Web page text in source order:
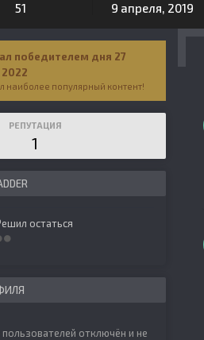
51 9 апреля, 2019
победителем дня 27
наиболее популярный контент!
РЕПУТАЦИЯ
1
остаться
отключён и не